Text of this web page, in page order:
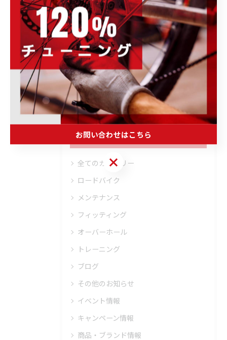
POWER-KIDS伊勢崎店で開催される各種イ
ベント、キャンペーンの情報をはじめ、お
すすめ商品の紹介や、様々なお知らせ事項
を発信します。ぜひ定期的にチェックして
下さい。
カテゴリー Categories
全てのカテゴリー
ロードバイク
メンテナンス
フィッティング
オーバーホール
トレーニング
ブログ
その他のお知らせ
イベント情報
キャンペーン情報
商品・ブランド情報
お問い合わせはこちら
お問い合わせはこちら